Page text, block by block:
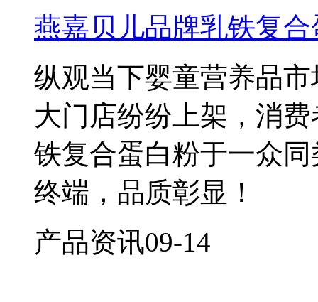
燕嘉贝儿品牌乳铁复
纵观当下婴童营养品
大门店纷纷上架，消
铁复合蛋白粉于一众
终端，品质彰显！
产品资讯09-14